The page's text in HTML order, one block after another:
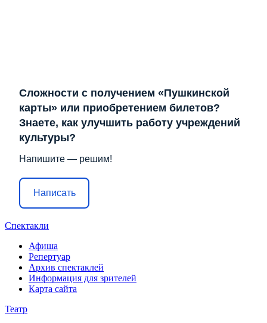
Сложности с получением «Пушкинской
карты» или приобретением билетов?
Знаете, как улучшить работу учреждений
культуры?
Напишите — решим!
Написать
Спектакли
Афиша
Репертуар
Архив спектаклей
Информация для зрителей
Карта сайта
Театр